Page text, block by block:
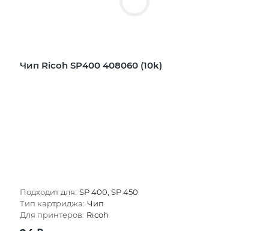
Чип Ricoh SP400 408060 (10k)
Подходит для: SP 400, SP 450
Тип картриджа: Чип
Для принтеров: Ricoh